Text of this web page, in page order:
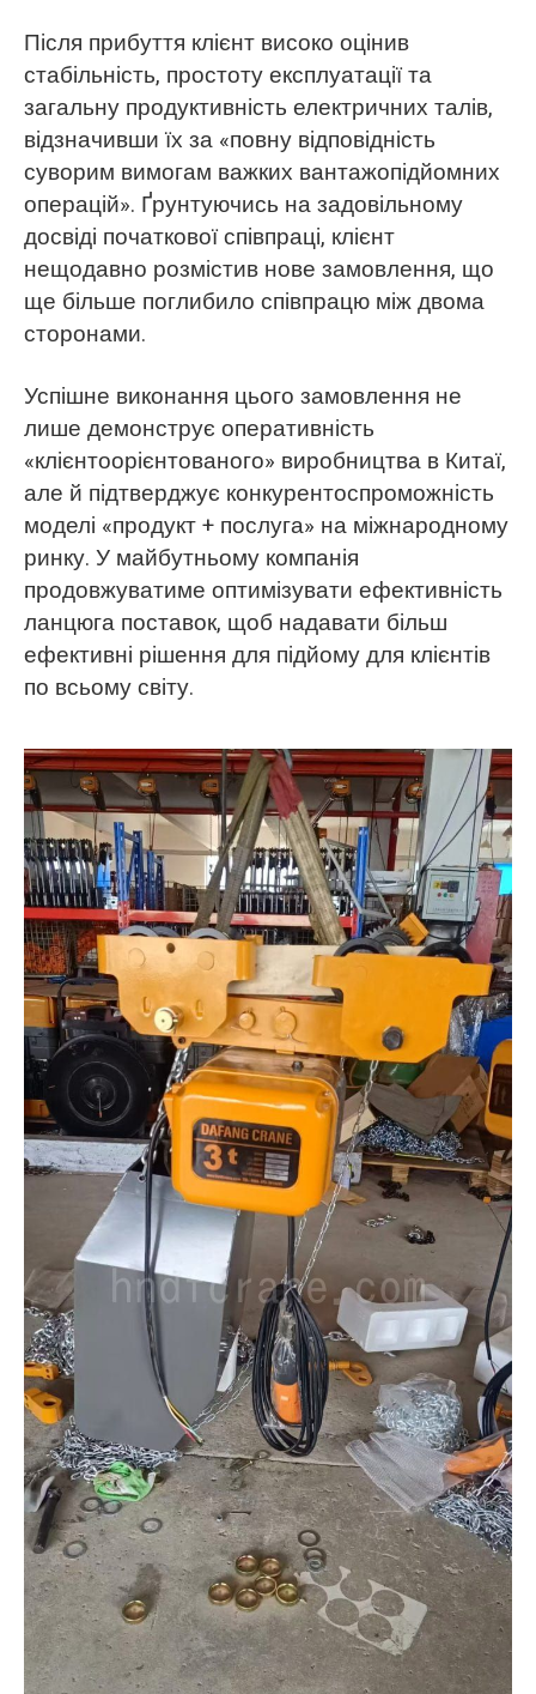
Після прибуття клієнт високо оцінив
стабільність, простоту експлуатації та
загальну продуктивність електричних талів,
відзначивши їх за «повну відповідність
суворим вимогам важких вантажопідйомних
операцій». Ґрунтуючись на задовільному
досвіді початкової співпраці, клієнт
нещодавно розмістив нове замовлення, що
ще більше поглибило співпрацю між двома
сторонами.
Успішне виконання цього замовлення не
лише демонструє оперативність
«клієнтоорієнтованого» виробництва в Китаї,
але й підтверджує конкурентоспроможність
моделі «продукт + послуга» на міжнародному
ринку. У майбутньому компанія
продовжуватиме оптимізувати ефективність
ланцюга поставок, щоб надавати більш
ефективні рішення для підйому для клієнтів
по всьому світу.